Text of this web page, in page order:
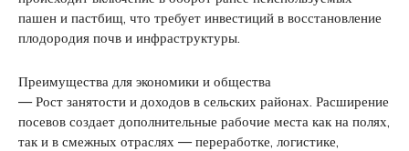
пашен и пастбищ, что требует инвестиций в восстановление
плодородия почв и инфраструктуры.
Преимущества для экономики и общества
— Рост занятости и доходов в сельских районах. Расширение
посевов создает дополнительные рабочие места как на полях,
так и в смежных отраслях — переработке, логистике,